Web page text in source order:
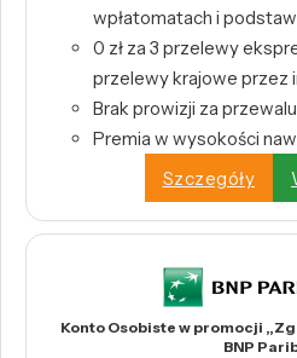
wpłatomatach i
0 zł za 3 przelewy
przelewy krajowe przez
Brak prowizji za
Premia w wysokości
Szczegóły
Konto Osobiste w promocji
BNP